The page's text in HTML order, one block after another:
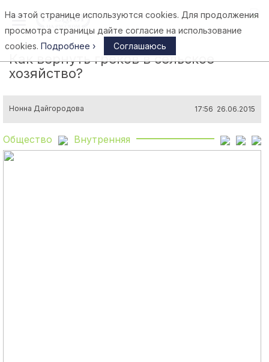
Афины
Как вернуть греков в сельское
хозяйство?
Нонна Дайгородова 17:56 26.06.2015
Общество Внутренняя
На этой странице используются cookies. Для продолжения
просмотра страницы дайте согласие на использование
cookies. Подробнее › Соглашаюсь